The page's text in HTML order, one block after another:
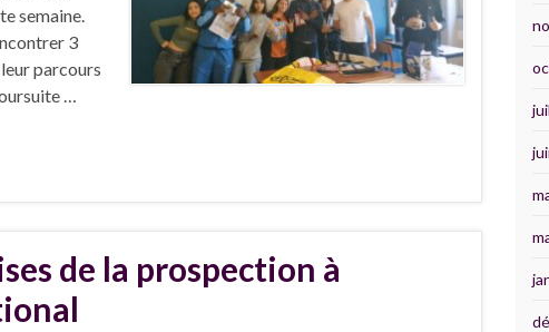
semaine.
3
parcours
…
de la prospection à